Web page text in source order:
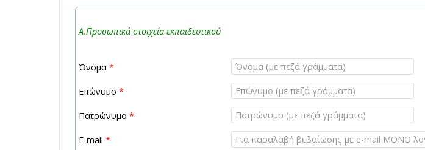
Α.Προσωπικά στοιχεία εκπαιδευτικού
Όνομα *
Επώνυμο *
Πατρώνυμο *
E-mail *